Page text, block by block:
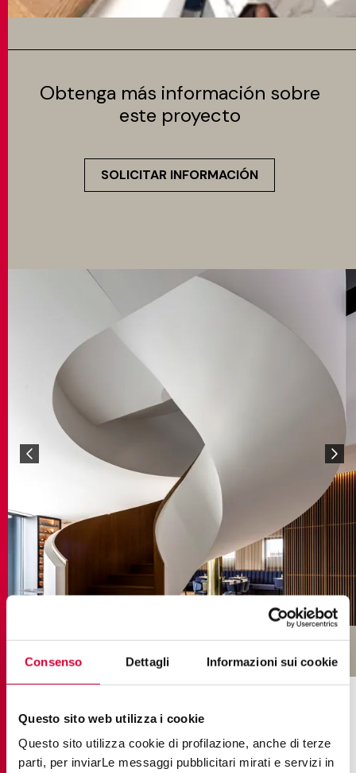
Consenso Dettagli Informazioni sui cookie
Questo sito web utilizza i cookie
Questo sito utilizza cookie di profilazione, anche di terze
parti, per inviarLe messaggi pubblicitari mirati e servizi in
Obtenga más información sobre
este proyecto
SOLICITAR INFORMACIÓN
COLECCIONES EN EL PROYECTO